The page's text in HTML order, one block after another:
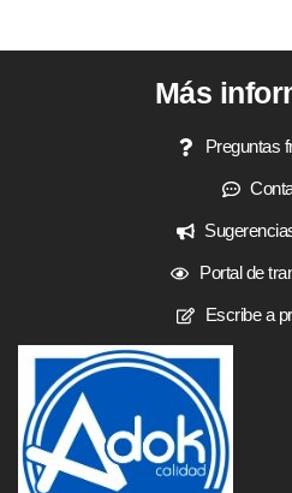
Más
Preguntas
Portal de
Escribe a